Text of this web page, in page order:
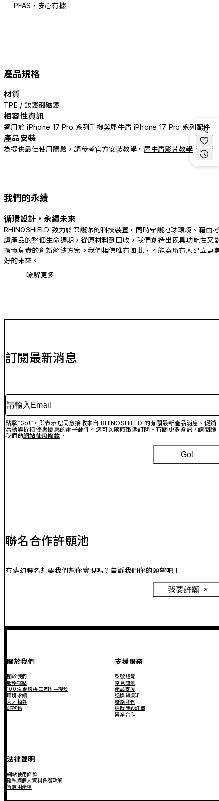
PFAS，安心有據
產品規格
材質
TPE / 釹鐵硼磁鐵
相容性資訊
適用於 iPhone 17 Pro 系列手機與犀牛盾 iPhone 17 Pro 系列配件
產品安裝
為提供最佳使用體驗，請參考官方安裝教學。 犀牛盾影片教學
我們的永續
循環設計，永續未來
RHINOSHIELD 致力於保護你的科技裝置，同時守護地球環境。藉由
慮產品的整個生命週期，從原材料到回收，我們創造出既具功能性又
環境負責的創新解決方案。我們相信唯有如此，才能為所有人建立更
好的未來。
瞭解更多
訂閱最新消息
請輸入Email
點擊“Go!”，即表示您同意接收來自 RHINOSHIELD 的有關最新產品消息、促銷
活動與折扣優惠優惠的電子郵件。您可以隨時取消訂閱。有關更多資訊，請閱讀
我們的網站使用條款。
Go!
聯名合作許願池
有夢幻聯名想要我們幫你實現嗎？告訴我們你的願望吧！
我要許願
關於我們
關於我們
服務據點
100% 循環再生防摔手機殼
環境永續
人才招募
部落格
支援服務
型號總覽
常見問題
產品支援
退換貨須知
聯絡我們
追蹤我的訂單
異業合作
法律聲明
網站使用條款
隱私與個人資料保護政策
智慧財產權